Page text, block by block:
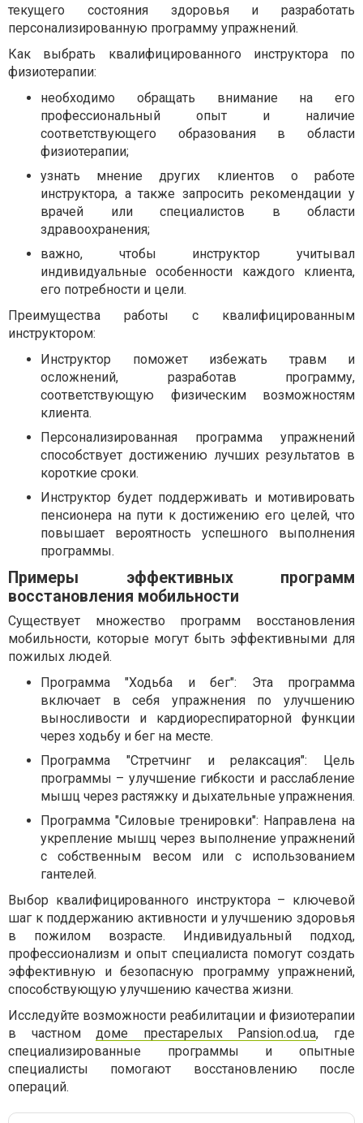
текущего состояния здоровья и разработать
персонализированную программу упражнений.
Как выбрать квалифицированного инструктора по
физиотерапии:
необходимо обращать внимание на его
профессиональный опыт и наличие
соответствующего образования в области
физиотерапии;
узнать мнение других клиентов о работе
инструктора, а также запросить рекомендации у
врачей или специалистов в области
здравоохранения;
важно, чтобы инструктор учитывал
индивидуальные особенности каждого клиента,
его потребности и цели.
Преимущества работы с квалифицированным
инструктором:
Инструктор поможет избежать травм и
осложнений, разработав программу,
соответствующую физическим возможностям
клиента.
Персонализированная программа упражнений
способствует достижению лучших результатов в
короткие сроки.
Инструктор будет поддерживать и мотивировать
пенсионера на пути к достижению его целей, что
повышает вероятность успешного выполнения
программы.
Примеры эффективных программ
восстановления мобильности
Существует множество программ восстановления
мобильности, которые могут быть эффективными для
пожилых людей.
Программа "Ходьба и бег": Эта программа
включает в себя упражнения по улучшению
выносливости и кардиореспираторной функции
через ходьбу и бег на месте.
Программа "Стретчинг и релаксация": Цель
программы – улучшение гибкости и расслабление
мышц через растяжку и дыхательные упражнения.
Программа "Силовые тренировки": Направлена на
укрепление мышц через выполнение упражнений
с собственным весом или с использованием
гантелей.
Выбор квалифицированного инструктора – ключевой
шаг к поддержанию активности и улучшению здоровья
в пожилом возрасте. Индивидуальный подход,
профессионализм и опыт специалиста помогут создать
эффективную и безопасную программу упражнений,
способствующую улучшению качества жизни.
Исследуйте возможности реабилитации и физиотерапии
в частномдоме престарелых Pansion.od.ua, где
специализированные программы и опытные
специалисты помогают восстановлению после
операций.